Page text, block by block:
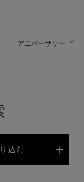
アニバーサリー
込む